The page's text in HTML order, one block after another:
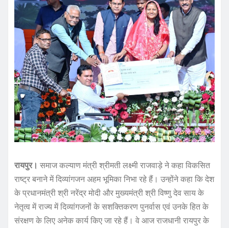
रायपुर। समाज कल्याण मंत्री श्रीमती लक्ष्मी राजवाड़े ने कहा विकसित
राष्ट्र बनाने में दिव्यांगजन अहम भूमिका निभा रहे हैं। उन्होंने कहा कि देश
के प्रधानमंत्री श्री नरेंद्र मोदी और मुख्यमंत्री श्री विष्णु देव साय के
नेतृत्व में राज्य में दिव्यांगजनों के सशक्तिकरण पुनर्वास एवं उनके हित के
संरक्षण के लिए अनेक कार्य किए जा रहे हैं। वे आज राजधानी रायपुर के